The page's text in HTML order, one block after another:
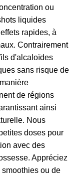
ou
liquides
rapides, à
Contrairement
d'alcaloïdes
sans risque de
de régions
ainsi
Nous
doses pour
avec des
Appréciez
ou de